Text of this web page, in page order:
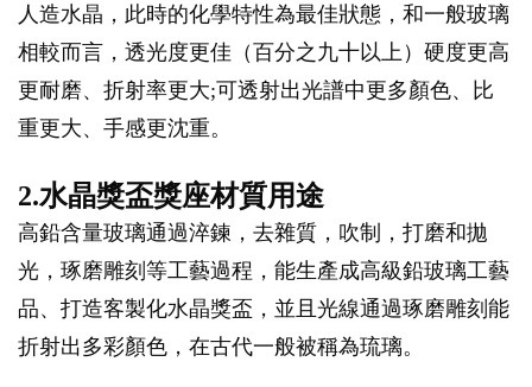
人造水晶，此時的化學特性為最佳狀態，和一般玻璃
相較而言，透光度更佳（百分之九十以上）硬度更高
更耐磨、折射率更大;可透射出光譜中更多顏色、比
重更大、手感更沈重。
2.水晶獎盃獎座材質用途
高鉛含量玻璃通過淬鍊，去雜質，吹制，打磨和拋
光，琢磨雕刻等工藝過程，能生產成高級鉛玻璃工藝
品、打造客製化水晶獎盃，並且光線通過琢磨雕刻能
折射出多彩顏色，在古代一般被稱為琉璃。